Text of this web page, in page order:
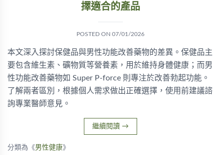
擇適合的產品
POSTED ON 07/01/2026
本文深入探討保健品與男性功能改善藥物的差異。保健品主
要包含維生素、礦物質等營養素，用於維持身體健康；而男
性功能改善藥物如 Super P-force 則專注於改善勃起功能。
了解兩者區別，根據個人需求做出正確選擇，使用前建議諮
詢專業醫師意見。
繼續閱讀 →
分類為《男性健康》